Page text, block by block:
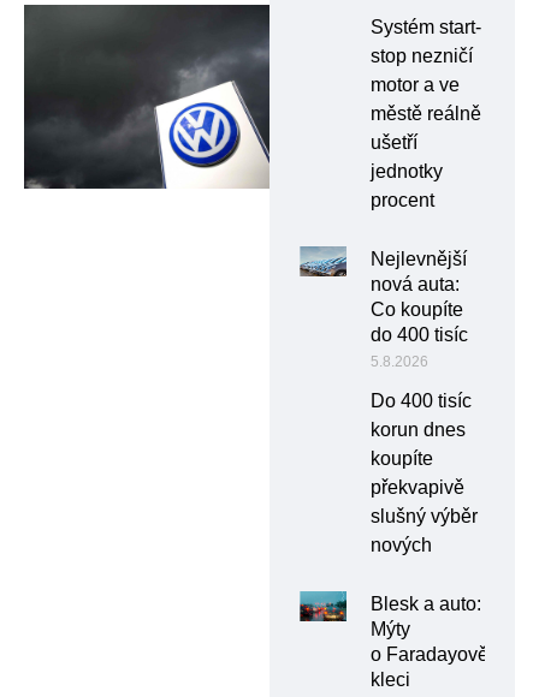
Systém start-
stop nezničí
motor a ve
městě reálně
ušetří
jednotky
procent
Nejlevnější
nová auta:
Co koupíte
do 400 tisíc
5.8.2026
Do 400 tisíc
korun dnes
koupíte
překvapivě
slušný výběr
nových
Blesk a auto:
Mýty
o Faradayově
kleci